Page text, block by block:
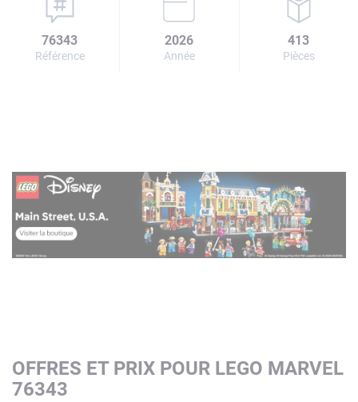
76343
Référence
2026
Année
413
Pièces
OFFRES ET PRIX POUR LEGO MARVEL
76343